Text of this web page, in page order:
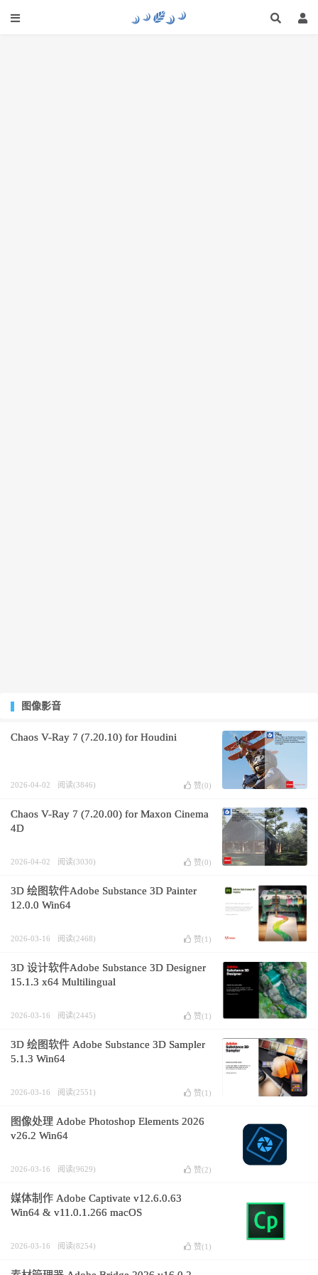
图像影音
Chaos V-Ray 7 (7.20.10) for Houdini
2026-04-02 阅读(3846) 赞(0)
Chaos V-Ray 7 (7.20.00) for Maxon Cinema
4D
2026-04-02 阅读(3030) 赞(0)
3D 绘图软件Adobe Substance 3D Painter
12.0.0 Win64
2026-03-16 阅读(2468) 赞(1 )
3D 设计软件Adobe Substance 3D Designer
15.1.3 x64 Multilingual
2026-03-16 阅读(2445) 赞(1 )
3D 绘图软件 Adobe Substance 3D Sampler
5.1.3 Win64
2026-03-16 阅读(2551) 赞(1 )
图像处理 Adobe Photoshop Elements 2026
v26.2 Win64
2026-03-16 阅读(9629) 赞(2)
媒体制作 Adobe Captivate v12.6.0.63
Win64 & v11.0.1.266 macOS
2026-03-16 阅读(8254) 赞(1 )